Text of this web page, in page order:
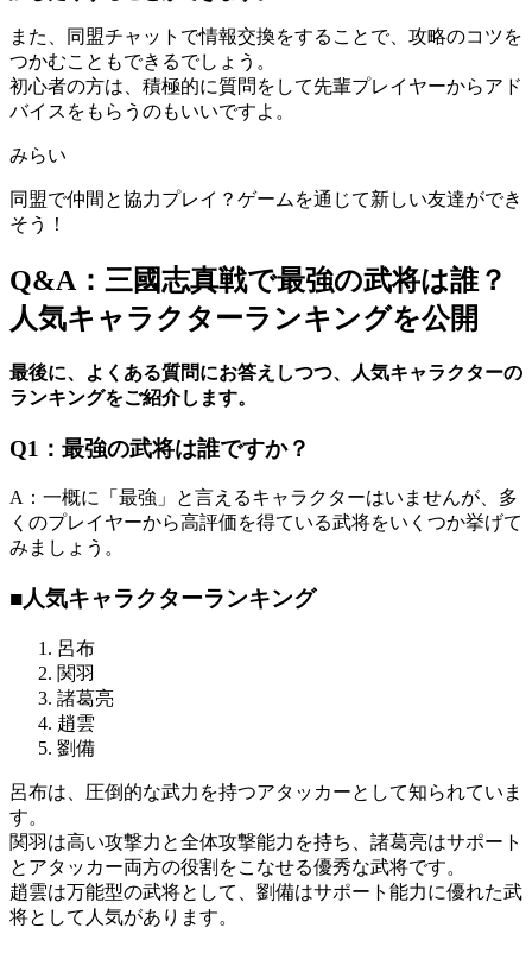
また、同盟チャットで情報交換をすることで、攻略のコツを
つかむこともできるでしょう。
初心者の方は、積極的に質問をして先輩プレイヤーからアド
バイスをもらうのもいいですよ。
みらい
同盟で仲間と協力プレイ？ゲームを通じて新しい友達ができ
そう！
Q&A：三國志真戦で最強の武将は誰？
人気キャラクターランキングを公開
最後に、よくある質問にお答えしつつ、人気キャラクターの
ランキングをご紹介します。
Q1：最強の武将は誰ですか？
A：一概に「最強」と言えるキャラクターはいませんが、多
くのプレイヤーから高評価を得ている武将をいくつか挙げて
みましょう。
■人気キャラクターランキング
呂布
関羽
諸葛亮
趙雲
劉備
呂布は、圧倒的な武力を持つアタッカーとして知られていま
す。
関羽は高い攻撃力と全体攻撃能力を持ち、諸葛亮はサポート
とアタッカー両方の役割をこなせる優秀な武将です。
趙雲は万能型の武将として、劉備はサポート能力に優れた武
将として人気があります。